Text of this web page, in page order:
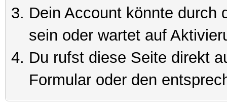
Dein Account könnte durch
sein oder wartet auf
Du rufst diese Seite direkt
Formular oder den